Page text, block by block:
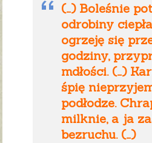
(…) Boleśnie
odrobiny
ogrzeję się
godziny,
mdłości. (…)
śpię
podłodze.
milknie, a ja
bezruchu. (…)